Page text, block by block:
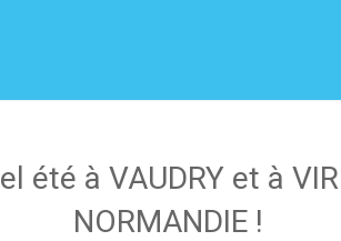
été à VAUDRY et à
NORMANDIE !